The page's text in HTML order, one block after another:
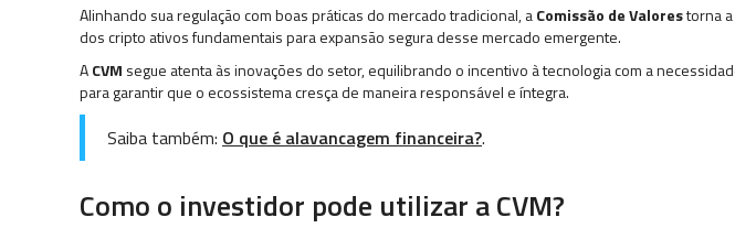
Alinhando sua regulação com boas práticas do mercado tradicional, aComissão de Valorestorna
dos cripto ativos fundamentais para expansão segura desse mercado emergente.
ACVM segue atenta às inovações do setor, equilibrando o incentivo à tecnologia com a
para garantir que o ecossistema cresça de maneira responsável e íntegra.
Saiba também: O que é alavancagem financeira?.
Como o investidor pode utilizar a CVM?